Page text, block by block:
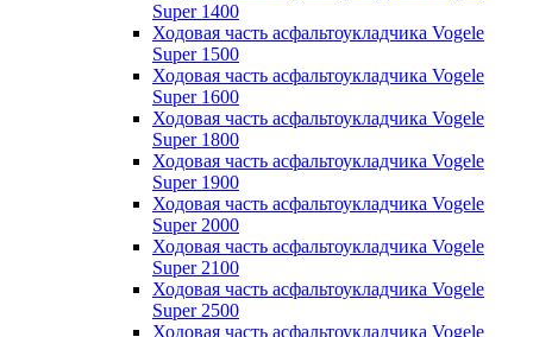
Super 1400
Ходовая часть асфальтоукладчика Vogele
Super 1500
Ходовая часть асфальтоукладчика Vogele
Super 1600
Ходовая часть асфальтоукладчика Vogele
Super 1800
Ходовая часть асфальтоукладчика Vogele
Super 1900
Ходовая часть асфальтоукладчика Vogele
Super 2000
Ходовая часть асфальтоукладчика Vogele
Super 2100
Ходовая часть асфальтоукладчика Vogele
Super 2500
Ходовая часть асфальтоукладчика Vogele